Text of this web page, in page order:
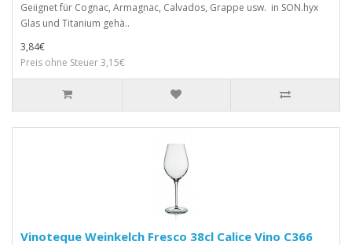
Geiignet für Cognac, Armagnac, Calvados, Grappe usw. in SON.hyx
Glas und Titanium gehä..
3,84€
Preis ohne Steuer 3,15€
Vinoteque Weinkelch Fresco 38cl Calice Vino C366